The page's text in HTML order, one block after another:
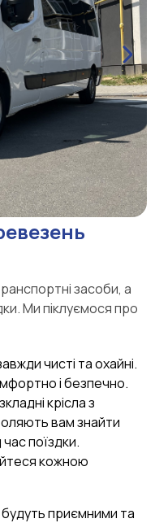
засоби, а
Ми піклуємося про
чисті та охайні.
і безпечно.
крісла з
вам знайти
поїздки.
кожною
приємними та